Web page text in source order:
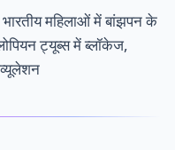
भारतीय महिलाओं में बांझपन के
ट्यूब्स में ब्लॉकेज,